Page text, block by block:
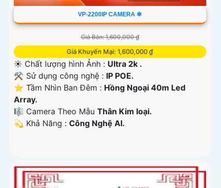
VP-2200IP CAMERA ❇
Giá Bán: 1,600,000 ₫
Giá Khuyến Mại: 1,600,000 ₫
☀️ Chất lượng hình Ảnh : Ultra 2k .
⚒ Sử dụng công nghệ : IP POE.
⭐ Tầm Nhìn Ban Đêm : Hồng Ngoại 40m Led
Array.
🎼️ Camera Theo Mẫu Thân Kim loại.
️💫 Khả Năng : Công Nghệ AI.